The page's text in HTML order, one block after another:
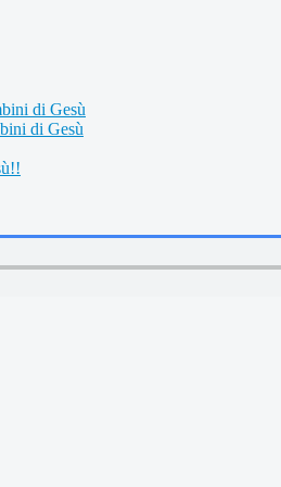
di Gesù
di Gesù